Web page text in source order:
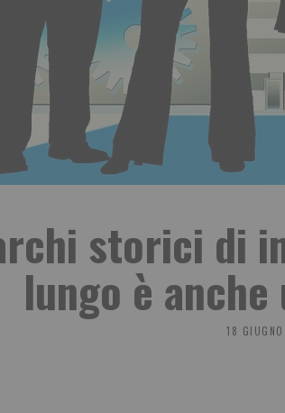
storici di
lungo è
18